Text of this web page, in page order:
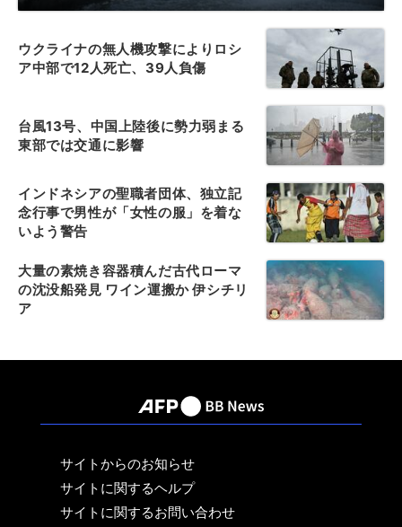
ウクライナの無人機攻撃によりロシ
ア中部で12人死亡、39人負傷
台風13号、中国上陸後に勢力弱まる
東部では交通に影響
インドネシアの聖職者団体、独立記
念行事で男性が「女性の服」を着な
いよう警告
大量の素焼き容器積んだ古代ローマ
の沈没船発見 ワイン運搬か 伊シチリ
ア
サイトからのお知らせ
サイトに関するヘルプ
サイトに関するお問い合わせ